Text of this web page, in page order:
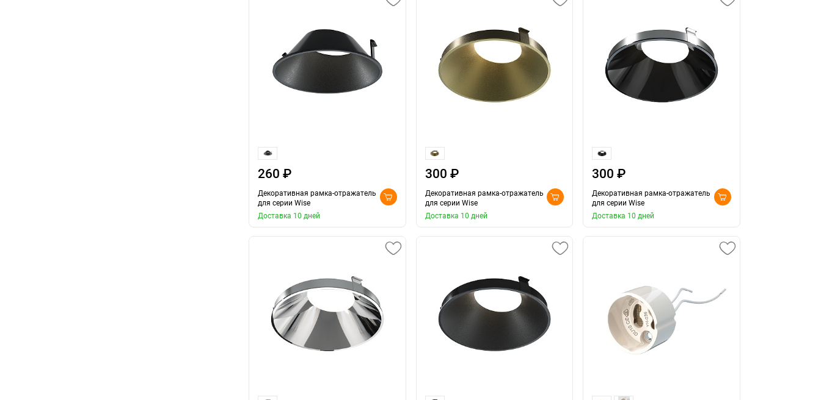
260 ₽
Декоративная рамка-отражатель
для серии Wise
Доставка 10 дней
300 ₽
Декоративная рамка-отражатель
для серии Wise
Доставка 10 дней
300 ₽
Декоративная рамка-отражатель
для серии Wise
Доставка 10 дней